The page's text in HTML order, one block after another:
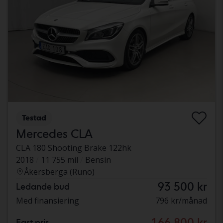
Testad
Mercedes CLA
CLA 180 Shooting Brake 122hk
2018
11 755 mil
Bensin
Åkersberga (Runö)
Ledande bud 93 500 kr
Med finansiering 796 kr/månad